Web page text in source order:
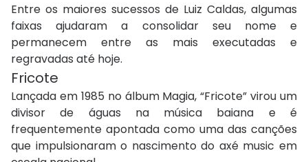
Entre os maiores sucessos de Luiz Caldas, algumas
faixas ajudaram a consolidar seu nome e
permanecem entre as mais executadas e
regravadas até hoje.
Fricote
Lançada em 1985 no álbum Magia, “Fricote” virou um
divisor de águas na música baiana e é
frequentemente apontada como uma das canções
que impulsionaram o nascimento do axé music em